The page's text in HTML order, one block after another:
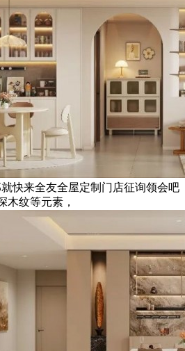
快来全友全屋定制门店征询领会吧
木纹等元素，